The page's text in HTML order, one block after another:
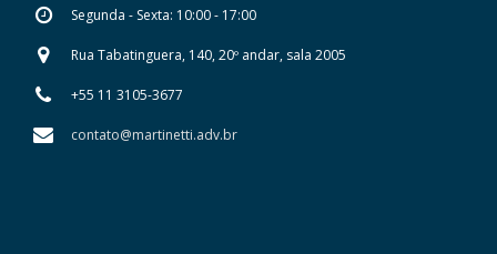
Segunda - Sexta: 10:00 - 17:00
Rua Tabatinguera, 140, 20º andar, sala 2005
+55 11 3105-3677
contato@martinetti.adv.br